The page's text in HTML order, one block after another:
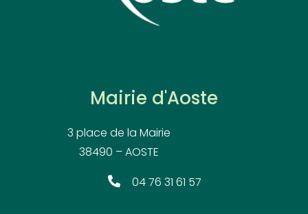
Mairie d'Aoste
3 place de la Mairie
38490 – AOSTE
04 76 31 61 57